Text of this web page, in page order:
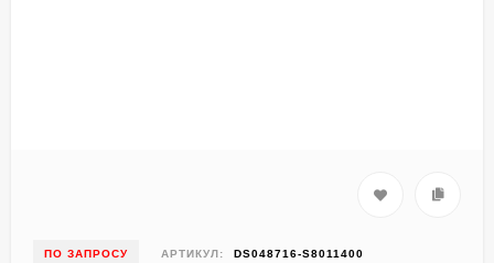
ПО ЗАПРОСУ АРТИКУЛ: DS048716-S8011400